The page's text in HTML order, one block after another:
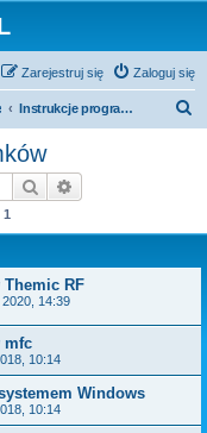
Zaloguj się
Zarejestruj się
Instrukcje programowania zamków
Szukaj
1
RF
14:39
mfc
10:14
Windows
10:14